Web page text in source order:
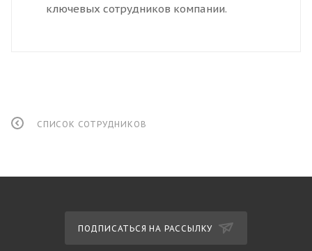
ключевых сотрудников компании.
СПИСОК СОТРУДНИКОВ
ПОДПИСАТЬСЯ НА РАССЫЛКУ